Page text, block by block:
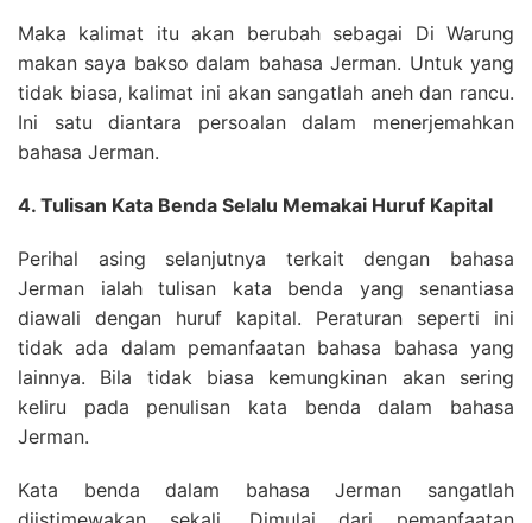
Maka kalimat itu akan berubah sebagai Di Warung
makan saya bakso dalam bahasa Jerman. Untuk yang
tidak biasa, kalimat ini akan sangatlah aneh dan rancu.
Ini satu diantara persoalan dalam menerjemahkan
bahasa Jerman.
4. Tulisan Kata Benda Selalu Memakai Huruf Kapital
Perihal asing selanjutnya terkait dengan bahasa
Jerman ialah tulisan kata benda yang senantiasa
diawali dengan huruf kapital. Peraturan seperti ini
tidak ada dalam pemanfaatan bahasa bahasa yang
lainnya. Bila tidak biasa kemungkinan akan sering
keliru pada penulisan kata benda dalam bahasa
Jerman.
Kata benda dalam bahasa Jerman sangatlah